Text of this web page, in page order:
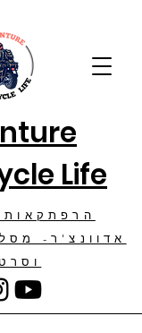
Life
הרפתקאות
אדוונצ'ר-